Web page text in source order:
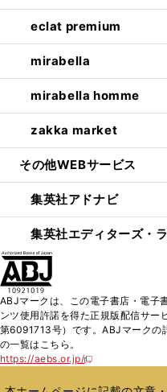
eclat premium
mirabella
mirabella homme
zakka market
その他WEBサービス
集英社アドナビ
集英社エディターズ・
ABJマークは、この電子書店・電子
ンツ使用許諾を得た正規版配信サー
第6091713号）です。ABJマークの
の一覧はこちら。
https://aebs.or.jp/
新
い